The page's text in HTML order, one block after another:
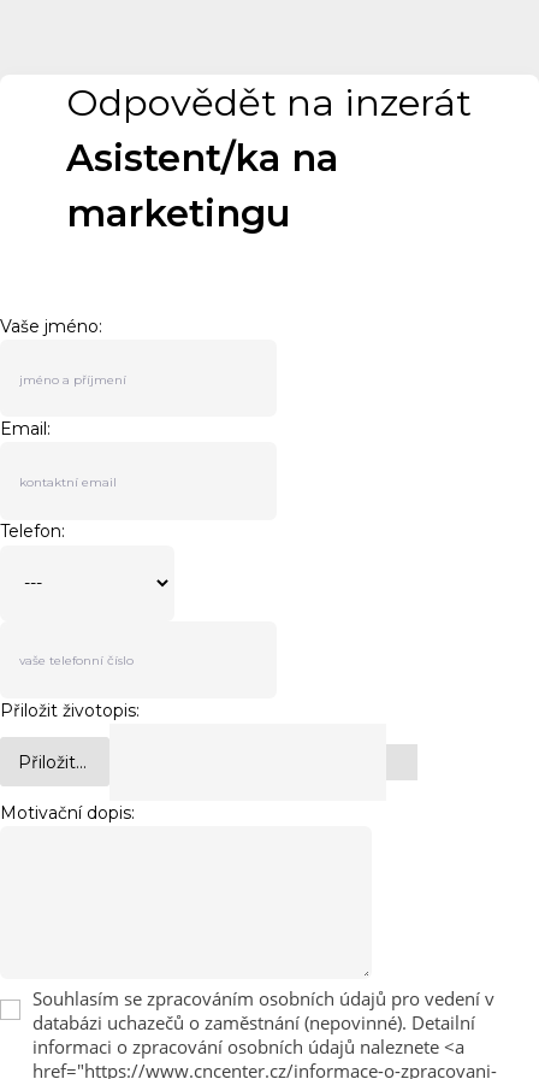
Odpovědět na inzerát
Asistent/ka na
marketingu
Vaše jméno:
Email:
Telefon:
Přiložit životopis:
Přiložit...
Motivační dopis:
Souhlasím se zpracováním osobních údajů pro vedení v
databázi uchazečů o zaměstnání (nepovinné). Detailní
informaci o zpracování osobních údajů naleznete <a
href="https://www.cncenter.cz/informace-o-zpracovani-